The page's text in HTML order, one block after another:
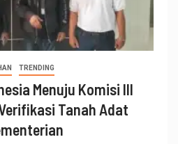
TRENDING
Menuju Komisi III
Tanah Adat